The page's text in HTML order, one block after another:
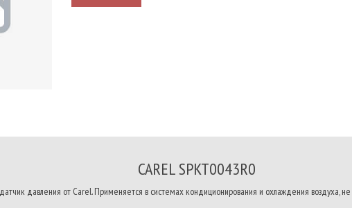
CAREL SPKT0043R0
давления от Carel. Применяется в системах кондиционирования и охлаждения воздуха,